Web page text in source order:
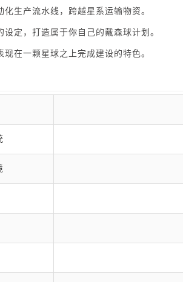
生产流水线，跨越星系运输物资。
设定，打造属于你自己的戴森球计划。
在一颗星球之上完成建设的特色。